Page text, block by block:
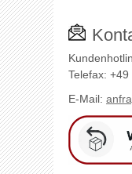
Telefax:
E-Mail: